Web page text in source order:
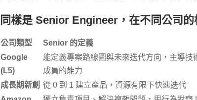
同樣是 Senior Engineer，在不同公司的
公司類型
Senior 的定義
Google
(L5)
能定義專案路線圖與未來迭代方向，主導
成員的能力
成長期新創 從 0 到 1 建立產品，資源有限下快速迭代